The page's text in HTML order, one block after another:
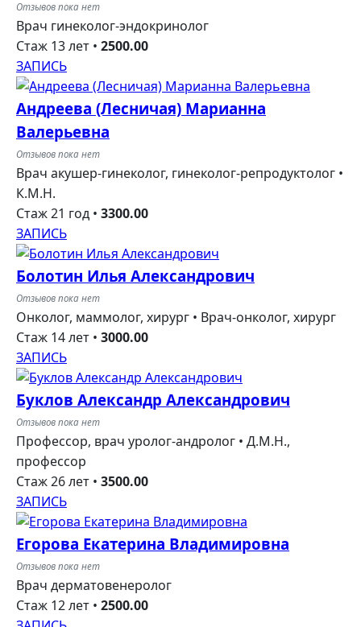
Отзывов пока нет
Врач гинеколог-эндокринолог
Стаж 13 лет • 2500.00
ЗАПИСЬ
Андреева (Лесничая) Марианна
Валерьевна
Отзывов пока нет
Врач акушер-гинеколог, гинеколог-репродуктолог •
К.М.Н.
Стаж 21 год • 3300.00
ЗАПИСЬ
Болотин Илья Александрович
Отзывов пока нет
Онколог, маммолог, хирург • Врач-онколог, хирург
Стаж 14 лет • 3000.00
ЗАПИСЬ
Буклов Александр Александрович
Отзывов пока нет
Профессор, врач уролог-андролог • Д.М.Н.,
профессор
Стаж 26 лет • 3500.00
ЗАПИСЬ
Егорова Екатерина Владимировна
Отзывов пока нет
Врач дерматовенеролог
Стаж 12 лет • 2500.00